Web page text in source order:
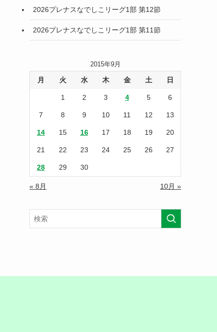
2026プレナスなでしこリーグ1部 第12節
2026プレナスなでしこリーグ1部 第11節
2015年9月
月 火 水 木 金 土 日
1 2 3 4 5 6
7 8 9 10 11 12 13
14 15 16 17 18 19 20
21 22 23 24 25 26 27
28 29 30
« 8月 10月 »